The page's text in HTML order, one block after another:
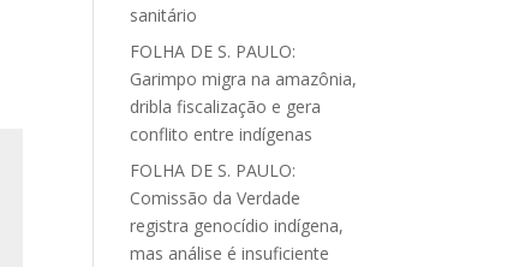
sanitário
FOLHA DE S. PAULO:
Garimpo migra na amazônia,
dribla fiscalização e gera
conflito entre indígenas
FOLHA DE S. PAULO:
Comissão da Verdade
registra genocídio indígena,
mas análise é insuficiente